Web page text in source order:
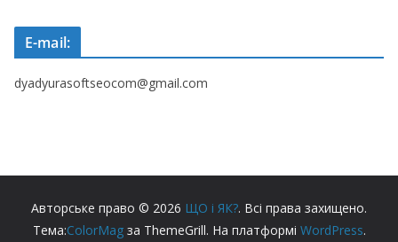
E-mail:
dyadyurasoftseocom@gmail.com
Авторське право © 2026 ЩО і ЯК?. Всі права захищено.
Тема:ColorMagза ThemeGrill. На платформі WordPress.